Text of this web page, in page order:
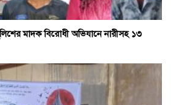
মাদক বিরোধী অভিযানে নারীসহ ১৩